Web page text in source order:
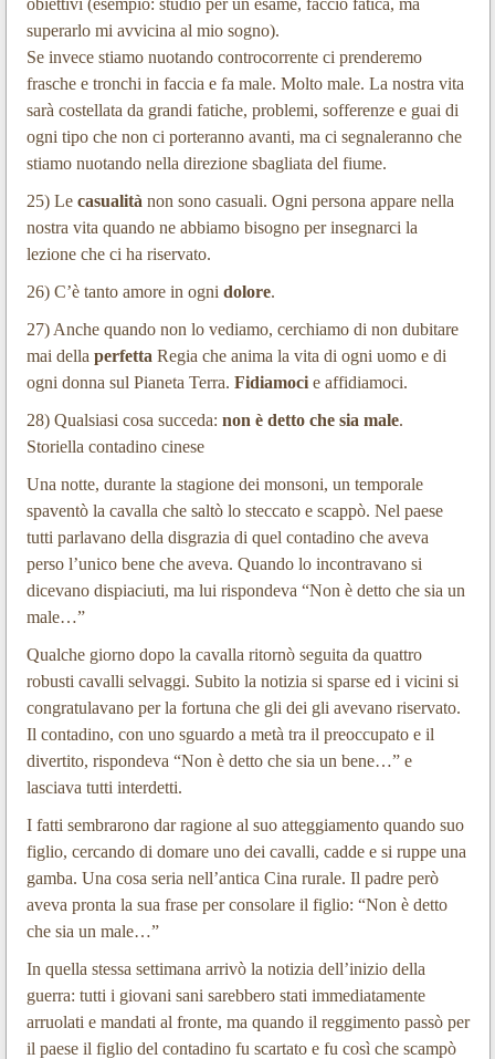
superarlo mi avvicina al mio sogno).
Se invece stiamo nuotando controcorrenteci prenderemo
frasche e tronchi in faccia e fa male. Molto male. La nostra vita
sarà costellata da grandi fatiche, problemi, sofferenze e guai di
ogni tipo che non ci porteranno avanti, ma ci segnaleranno che
stiamo nuotando nella direzione sbagliata del fiume.
25) Le casualità non sono casuali. Ogni persona appare nella
nostra vita quando ne abbiamo bisogno per insegnarci la
lezione che ci ha riservato.
26) C’è tanto amore in ogni dolore.
27) Anche quando non lo vediamo, cerchiamo di non dubitare
mai della perfetta Regia che anima la vita di ogni uomo e di
ogni donna sul Pianeta Terra. Fidiamocie affidiamoci.
28) Qualsiasi cosa succeda: non è detto che sia male.
Storiella contadino cinese
Una notte, durante la stagione dei monsoni, un temporale
spaventò la cavalla che saltò lo steccato e scappò. Nel paese
tutti parlavano della disgrazia di quel contadino che aveva
perso l’unico bene che aveva. Quando lo incontravano si
dicevano dispiaciuti, ma lui rispondeva “Non è detto che sia un
male…”
Qualche giorno dopo la cavalla ritornò seguita da quattro
robusti cavalli selvaggi. Subito la notizia si sparse ed i vicini si
congratulavano per la fortuna che gli dei gli avevano riservato.
Il contadino, con uno sguardo a metà tra il preoccupato e il
divertito, rispondeva “Non è detto che sia un bene…” e
lasciava tutti interdetti.
I fatti sembrarono dar ragione al suo atteggiamento quando suo
figlio, cercando di domare uno dei cavalli, cadde e si ruppe una
gamba. Una cosa seria nell’antica Cina rurale. Il padre però
aveva pronta la sua frase per consolare il figlio: “Non è detto
che sia un male…”
In quella stessa settimana arrivò la notizia dell’inizio della
guerra: tutti i giovani sani sarebbero stati immediatamente
arruolati e mandati al fronte, ma quando il reggimento passò per
il paese il figlio del contadino fu scartato e fu così che scampò